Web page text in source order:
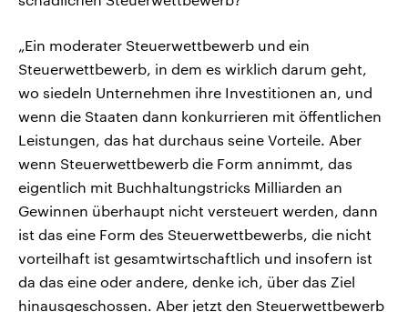
„Ein moderater Steuerwettbewerb und ein
Steuerwettbewerb, in dem es wirklich darum geht,
wo siedeln Unternehmen ihre Investitionen an, und
wenn die Staaten dann konkurrieren mit öffentlichen
Leistungen, das hat durchaus seine Vorteile. Aber
wenn Steuerwettbewerb die Form annimmt, das
eigentlich mit Buchhaltungstricks Milliarden an
Gewinnen überhaupt nicht versteuert werden, dann
ist das eine Form des Steuerwettbewerbs, die nicht
vorteilhaft ist gesamtwirtschaftlich und insofern ist
da das eine oder andere, denke ich, über das Ziel
hinausgeschossen. Aber jetzt den Steuerwettbewerb